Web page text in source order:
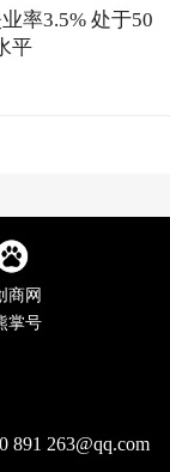
率3.5% 处于50
平
商网
掌号
263@qq.com